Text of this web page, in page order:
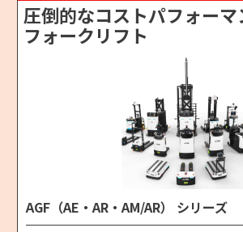
圧倒的なコストパフォー
フォークリフト
AGF（AE・AR・AM/AR） シリーズ